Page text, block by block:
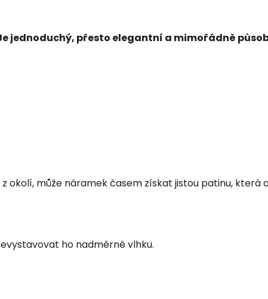
jednoduchý, přesto elegantní a mimořádně
okolí, může náramek časem získat jistou patinu, která
ho nadměrně vlhku.